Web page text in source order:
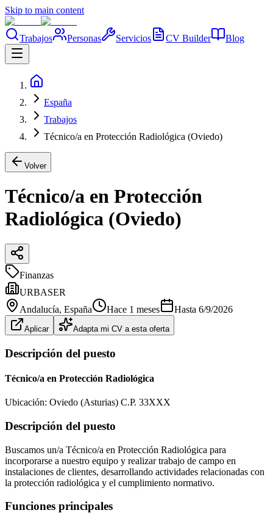
Skip to main content
Trabajos Personas Servicios CV Builder Blog
España
Trabajos
Técnico/a en Protección Radiológica (Oviedo)
Volver
Técnico/a en Protección
Radiológica (Oviedo)
Finanzas
URBASER
Andalucía, España Hace 1 meses Hasta 6/9/2026
Aplicar Adapta mi CV a esta oferta
Descripción del puesto
Técnico/a en Protección Radiológica
Ubicación: Oviedo (Asturias) C.P. 33XXX
Descripción del puesto
Buscamos un/a Técnico/a en Protección Radiológica para
incorporarse a nuestro equipo y realizar trabajo de campo en
instalaciones de clientes, desarrollando actividades relacionadas con
la protección radiológica y el cumplimiento normativo.
Funciones principales